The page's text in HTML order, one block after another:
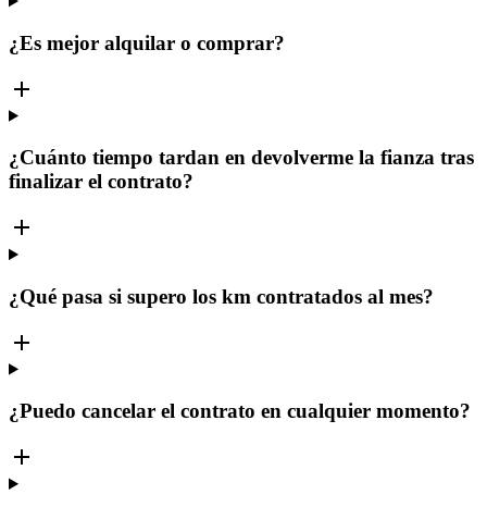
¿Es mejor alquilar o comprar?
¿Cuánto tiempo tardan en devolverme la fianza tras
finalizar el contrato?
¿Qué pasa si supero los km contratados al mes?
¿Puedo cancelar el contrato en cualquier momento?